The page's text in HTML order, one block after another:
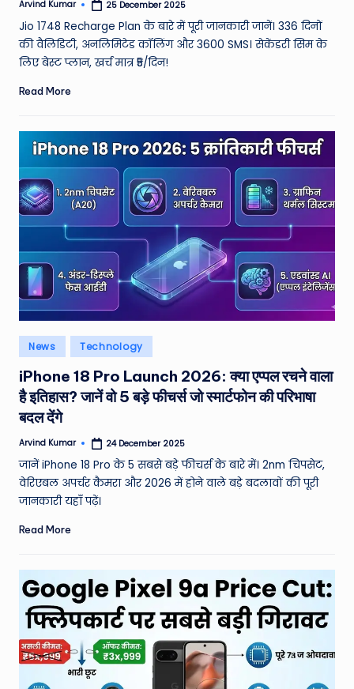
Posted
Arvind Kumar 25 December 2025
Jio 1748 Recharge Plan के बारे में पूरी जानकारी जानें। 336 दिनों
की वैलिडिटी, अनलिमिटेड कॉलिंग और 3600 SMS। सेकेंडरी सिम के
लिए बेस्ट प्लान, खर्च मात्र ₹5/दिन!
Read More
Posted
in
News Technology
iPhone 18 Pro Launch 2026: क्या एप्पल रचने वाला
है इतिहास? जानें वो 5 बड़े फीचर्स जो स्मार्टफोन की परिभाषा
बदल देंगे
Posted
Arvind Kumar 24 December 2025
जानें iPhone 18 Pro के 5 सबसे बड़े फीचर्स के बारे में। 2nm चिपसेट,
वेरिएबल अपर्चर कैमरा और 2026 में होने वाले बड़े बदलावों की पूरी
जानकारी यहाँ पढ़ें।
Read More